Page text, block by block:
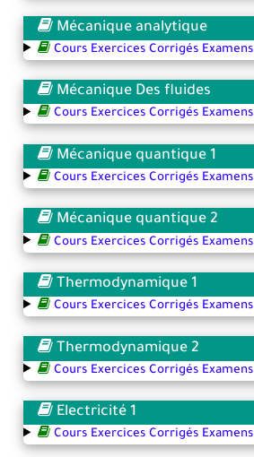
Mécanique analytique
Cours Exercices Corrigés Examens
Mécanique Des fluides
Cours Exercices Corrigés Examens
Mécanique quantique 1
Cours Exercices Corrigés Examens
Mécanique quantique 2
Cours Exercices Corrigés Examens
Thermodynamique 1
Cours Exercices Corrigés Examens
Thermodynamique 2
Cours Exercices Corrigés Examens
Electricité 1
Cours Exercices Corrigés Examens